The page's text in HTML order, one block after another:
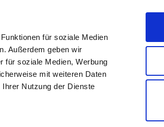
für soziale Medien
Außerdem geben wir
für soziale Medien, Werbung
mit weiteren Daten
Nutzung der Dienste